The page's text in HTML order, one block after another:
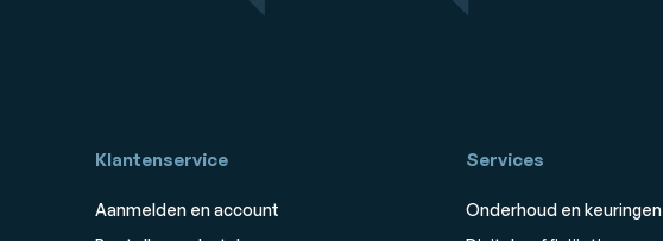
Klantenservice
Aanmelden en account
Services
Onderhoud en keuringen